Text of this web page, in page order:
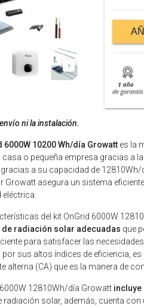
ni la instalación.
6000W 10200 Wh/día Growatt es la
casa o pequeña empresa gracias a
gracias a su capacidad de
Growatt asegura un sistema
del kit OnGrid 6000W
radiación solar adecuadas que
para satisfacer las
sus altos índices de eficiencia,
alterna (CA) que es la manera de
12810Wh/día Growatt incluye
radiación solar, además, cuenta